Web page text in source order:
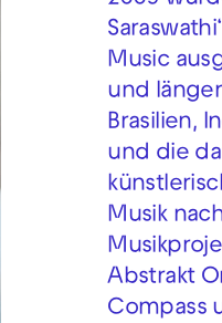
Music
und
Brasilien,
und die
Musik
Abstrakt
Compass